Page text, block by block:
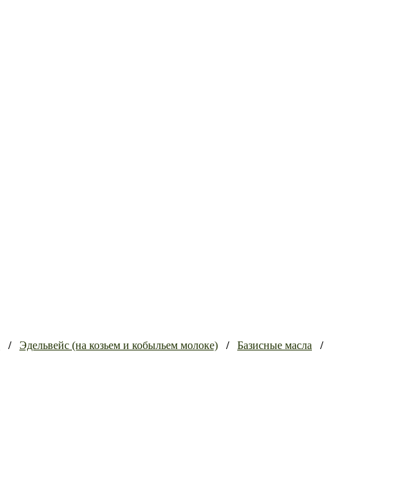
/ Эдельвейс (на козьем и кобыльем молоке) / Базисные масла
/